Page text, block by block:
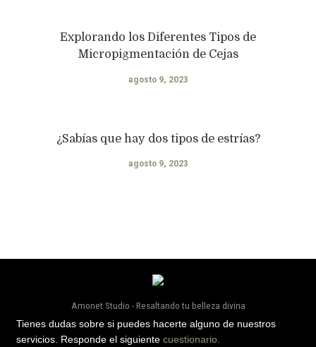
agosto 9, 2023
Explorando los Diferentes Tipos de
Micropigmentación de Cejas
agosto 9, 2023
¿Sabías que hay dos tipos de estrías?
Amonet Studio - Resaltando tu belleza divina
Tienes dudas sobre si puedes hacerte alguno de nuestros
servicios. Responde el siguiente cuestionario.